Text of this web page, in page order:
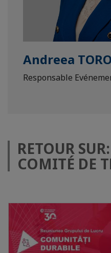
Andreea
Responsable
RETOUR
COMITÉ DE